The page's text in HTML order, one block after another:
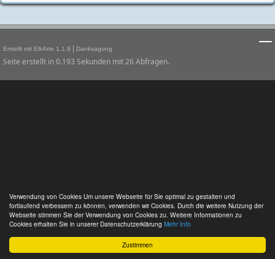
Zustimmen
Verwendung von Cookies Um unsere Webseite für Sie optimal zu gestalten und
fortlaufend verbessern zu können, verwenden wir Cookies. Durch die weitere Nutzung der
Webseite stimmen Sie der Verwendung von Cookies zu. Weitere Informationen zu
Cookies erhalten Sie in unserer Datenschutzerklärung Mehr Info
Erstellt mit ElkArte 1.1.9 | Danksagung
Seite erstellt in 0.193 Sekunden mit 26 Abfragen.